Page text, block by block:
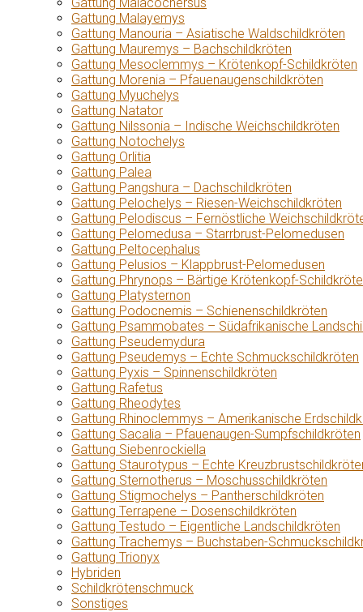
Gattung Malayemys
Gattung Manouria – Asiatische Waldschildkröten
Gattung Mauremys – Bachschildkröten
Gattung Mesoclemmys – Krötenkopf-Schildkröten
Gattung Morenia – Pfauenaugenschildkröten
Gattung Myuchelys
Gattung Natator
Gattung Nilssonia – Indische Weichschildkröten
Gattung Notochelys
Gattung Orlitia
Gattung Palea
Gattung Pangshura – Dachschildkröten
Gattung Pelochelys – Riesen-Weichschildkröten
Gattung Pelodiscus – Fernöstliche
Gattung Pelomedusa – Starrbrust-Pelomedusen
Gattung Peltocephalus
Gattung Pelusios – Klappbrust-Pelomedusen
Gattung Phrynops – Bärtige Krötenkopf-
Gattung Platysternon
Gattung Podocnemis – Schienenschildkröten
Gattung Psammobates – Südafrikanische
Gattung Pseudemydura
Gattung Pseudemys – Echte Schmuckschildkröten
Gattung Pyxis – Spinnenschildkröten
Gattung Rafetus
Gattung Rheodytes
Gattung Rhinoclemmys – Amerikanische
Gattung Sacalia – Pfauenaugen-Sumpfschildkröten
Gattung Siebenrockiella
Gattung Staurotypus – Echte
Gattung Sternotherus – Moschusschildkröten
Gattung Stigmochelys – Pantherschildkröten
Gattung Terrapene – Dosenschildkröten
Gattung Testudo – Eigentliche Landschildkröten
Gattung Trachemys – Buchstaben-
Gattung Trionyx
Hybriden
Schildkrötenschmuck
Sonstiges